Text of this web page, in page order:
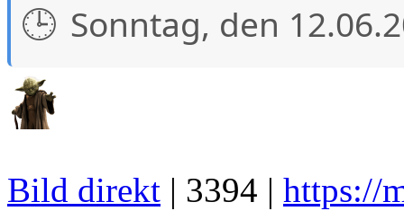
Sonntag, den
Bild direkt | 3394 | https://